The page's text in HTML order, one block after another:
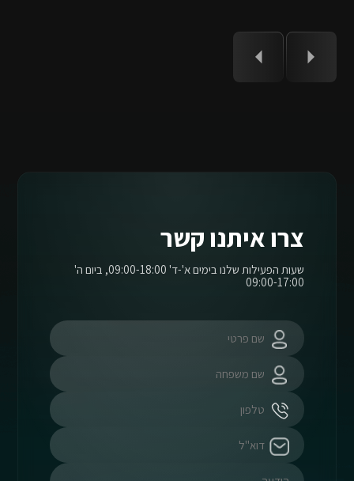
צרו איתנו קשר
שעות הפעילות שלנו בימים א'-ד' 09:00-18:00, ביום ה'
09:00-17:00